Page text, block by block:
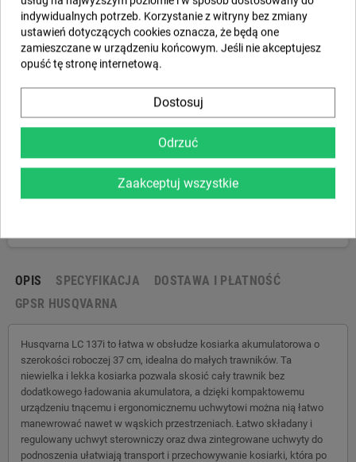
local_shippingDARMOWA DOSTAWAPL1000.00
Polityka prywatności
OPIS SPECYFIKACJA
DOSTAWA I PŁATNOŚĆ
GPSR HUSQVARNA
Husqvarna LC 137i to łatwa w obsłudze kosiarka akumulatorowa o
szerokości roboczej 37 cm, idealna do małych trawników. Ta
niewielka i lekka kosiarka pozwala skosić cały trawnik bez
dodatkowego ładowania akumulatora, a dzięki kompaktowemu
urządzeniu tnącemu i ergonomicznemu uchwytowi można nią łatwo
manewrować nawet w wąskich przestrzeniach. Łatwo składany i
regulowany uchwyt sterowniczy oraz dwa zintegrowane uchwyty do
podnoszenia ułatwiają transport i przechowywanie kosiarki, która po
indywidualnych potrzeb. Korzystanie z witryny bez zmiany
ustawień dotyczących cookies oznacza, że będą one
zamieszczane w urządzeniu końcowym. Jeśli nie akceptujesz
opuść tę stronę internetową.
Dostosuj
Odrzuć
Zaakceptuj wszystkie